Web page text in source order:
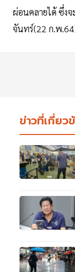
ผ่อนคลายได้ ซึ่ง
จันทร์(22 ก.พ
ข่าวที่เกี่ยว